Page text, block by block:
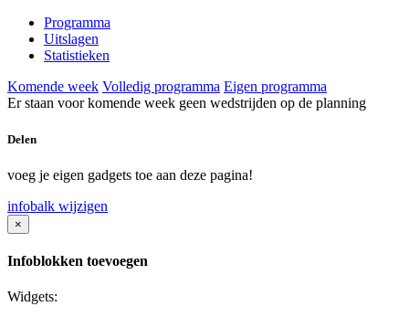
Programma
Uitslagen
Statistieken
Komende week Volledig programma Eigen programma
Er staan voor komende week geen wedstrijden op de planning
Delen
voeg je eigen gadgets toe aan deze pagina!
infobalk wijzigen
×
Infoblokken toevoegen
Widgets: